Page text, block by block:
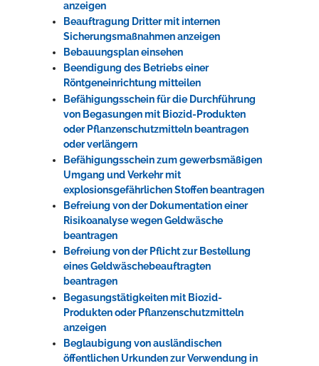
anzeigen
Beauftragung Dritter mit internen
Sicherungsmaßnahmen anzeigen
Bebauungsplan einsehen
Beendigung des Betriebs einer
Röntgeneinrichtung mitteilen
Befähigungsschein für die Durchführung
von Begasungen mit Biozid-Produkten
oder Pflanzenschutzmitteln beantragen
oder verlängern
Befähigungsschein zum gewerbsmäßigen
Umgang und Verkehr mit
explosionsgefährlichen Stoffen beantragen
Befreiung von der Dokumentation einer
Risikoanalyse wegen Geldwäsche
beantragen
Befreiung von der Pflicht zur Bestellung
eines Geldwäschebeauftragten
beantragen
Begasungstätigkeiten mit Biozid-
Produkten oder Pflanzenschutzmitteln
anzeigen
Beglaubigung von ausländischen
öffentlichen Urkunden zur Verwendung in